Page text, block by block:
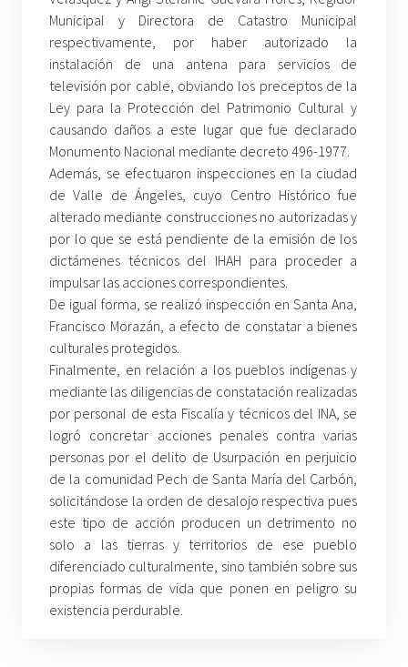
Municipal y Directora de Catastro Municipal
respectivamente, por haber autorizado la
instalación de una antena para servicios de
televisión por cable, obviando los preceptos de la
Ley para la Protección del Patrimonio Cultural y
causando daños a este lugar que fue declarado
Monumento Nacional mediante decreto 496-1977.
Además, se efectuaron inspecciones en la ciudad
de Valle de Ángeles, cuyo Centro Histórico fue
alterado mediante construcciones no autorizadas y
por lo que se está pendiente de la emisión de los
dictámenes técnicos del IHAH para proceder a
impulsar las acciones correspondientes.
De igual forma, se realizó inspección en Santa Ana,
Francisco Morazán, a efecto de constatar a bienes
culturales protegidos.
Finalmente, en relación a los pueblos indígenas y
mediante las diligencias de constatación realizadas
por personal de esta Fiscalía y técnicos del INA, se
logró concretar acciones penales contra varias
personas por el delito de Usurpación en perjuicio
de la comunidad Pech de Santa María del Carbón,
solicitándose la orden de desalojo respectiva pues
este tipo de acción producen un detrimento no
solo a las tierras y territorios de ese pueblo
diferenciado culturalmente, sino también sobre sus
propias formas de vida que ponen en peligro su
existencia perdurable.